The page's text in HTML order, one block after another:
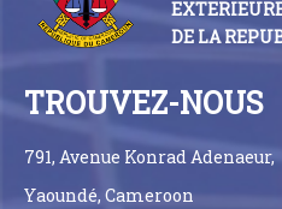
DE LA
TROUVEZ-NOUS
791, Avenue Konrad Adenaeur,
Yaoundé, Cameroon